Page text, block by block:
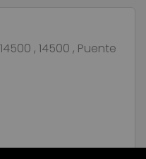
, 14500 , Puente